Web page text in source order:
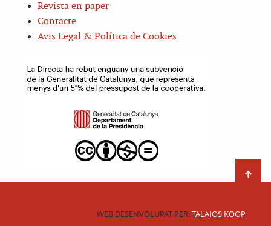
Revista en paper
Contacte
Avis Legal & Política de Cookies
WEB DESENVOLUPAT PER:TALAIOS KOOP